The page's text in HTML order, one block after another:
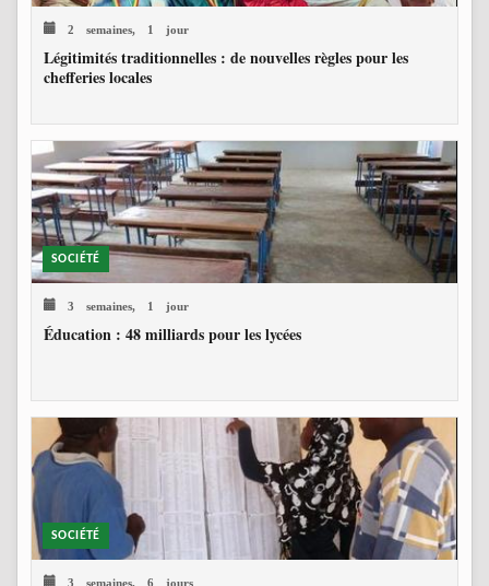
2 semaines, 1 jour
Légitimités traditionnelles : de nouvelles règles pour les
chefferies locales
SOCIÉTÉ
3 semaines, 1 jour
Éducation : 48 milliards pour les lycées
SOCIÉTÉ
3 semaines, 6 jours